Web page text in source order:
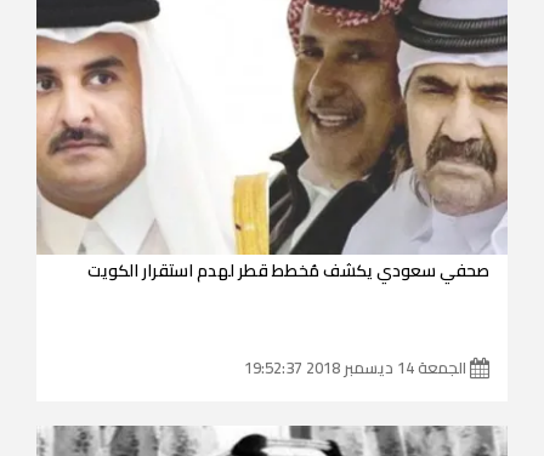
صحفي سعودي يكشف مُخطط قطر لهدم استقرار الكويت
الجمعة 14 ديسمبر 2018 19:52:37